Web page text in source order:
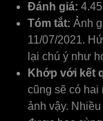
Đánh giá:
Tóm tắt: Ảnh
11/07/2021.
lại chú ý như
Khớp với kết
cũng sẽ có hai
ảnh vậy.